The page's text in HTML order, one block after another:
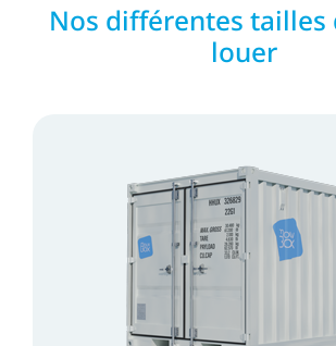
Nos différentes tailles
louer